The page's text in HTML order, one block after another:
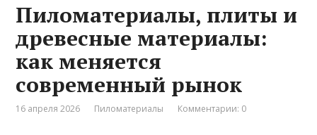
Пиломатериалы, плиты и
древесные материалы:
как меняется
современный рынок
16 апреля 2026 Пиломатериалы Комментарии: 0